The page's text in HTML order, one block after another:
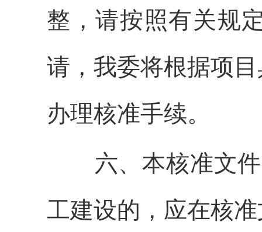
整，请按照有关规
请，我委将根据项
办理核准手续。
六、本核准文
工建设的，应在核